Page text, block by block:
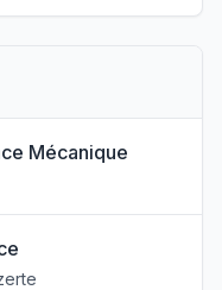
Mécanique